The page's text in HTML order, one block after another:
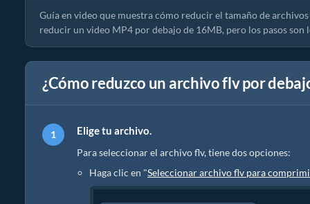
Guía en video que muestra cómo reducir el tamaño de
reducir un video MP4 por debajo de 16MB, pero los pasos
¿Cómo reduzco un archivo flv por
Elige tu archivo.
Para seleccionar el archivo flv, tiene dos opciones:
Haga clic en "Seleccionar archivo flv para